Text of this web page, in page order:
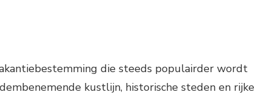
die steeds populairder wordt
kustlijn, historische steden en rijke